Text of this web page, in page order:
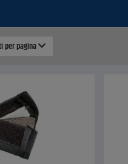
per pagina